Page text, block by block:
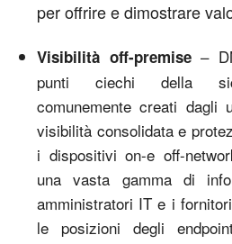
per offrire e dimostrare
Visibilità off-premise–
punti ciechi della
comunemente creati dagli
visibilità consolidata e
i dispositivi on-e off-
una vasta gamma di
amministratori IT e i
le posizioni degli